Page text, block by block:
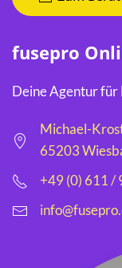
fusepro
Deine Agentur
Michael-
65203
+49 (0) 611 /